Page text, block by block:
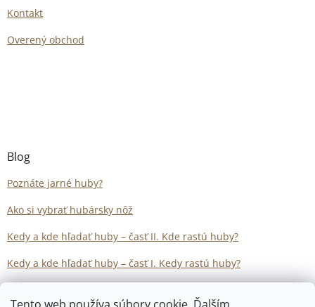
Kontakt
Overený obchod
Blog
Poznáte jarné huby?
Ako si vybrať hubársky nôž
Kedy a kde hľadať huby – časť II. Kde rastú huby?
Kedy a kde hľadať huby – časť I. Kedy rastú huby?